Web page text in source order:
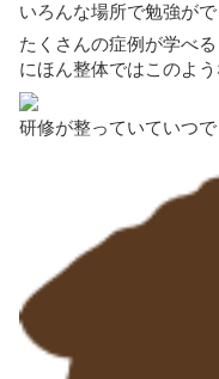
いろんな場所で勉強がで
たくさんの症例が学べる
にほん整体ではこのよ
研修が整っていていつで